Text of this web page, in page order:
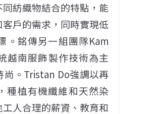
紡織物結合的特點，能
戶的需求，同時實現低
。銘傳另一組團隊Kam
越南服飾製作技術為主
尚。Tristan Do強調以再
種植有機纖維和天然染
人合理的薪資、教育和